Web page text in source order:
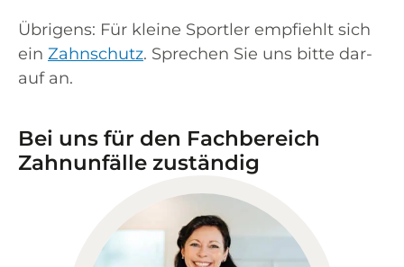
Übri­gens: Für klei­ne Sport­ler emp­fiehlt sich
ein Zahn­schutz. Spre­chen Sie uns bit­te dar­
auf an.
Bei uns für den Fachbereich
Zahnunfälle zuständig